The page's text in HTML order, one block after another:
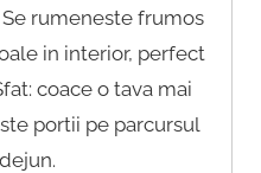
rumeneste frumos
in interior, perfect
coace o tava mai
portii pe parcursul